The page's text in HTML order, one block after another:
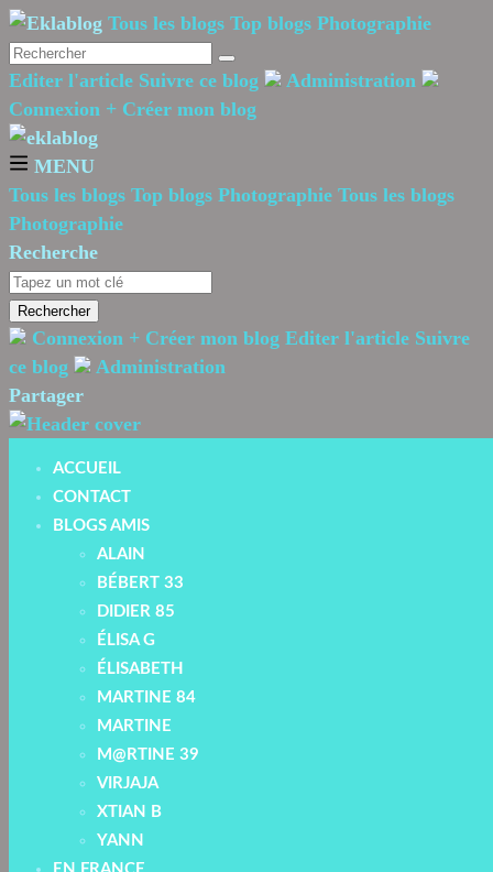
Tous les blogs Top blogs Photographie
Editer l'article Suivre ce blog
Administration
Connexion + Créer mon blog
MENU
Tous les blogs Top blogs Photographie Tous les blogs
Photographie
Recherche
Rechercher
Connexion + Créer mon blog Editer l'article Suivre
ce blog
Administration
Partager
ACCUEIL
CONTACT
BLOGS AMIS
ALAIN
BÉBERT 33
DIDIER 85
ÉLISA G
ÉLISABETH
MARTINE 84
MARTINE
M@RTINE 39
VIRJAJA
XTIAN B
YANN